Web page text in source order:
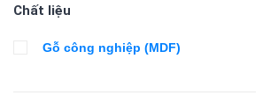
Chất liệu
Gỗ công nghiệp (MDF)